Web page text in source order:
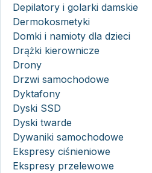
Depilatory i golarki damskie
Dermokosmetyki
Domki i namioty dla dzieci
Drążki kierownicze
Drony
Drzwi samochodowe
Dyktafony
Dyski SSD
Dyski twarde
Dywaniki samochodowe
Ekspresy ciśnieniowe
Ekspresy przelewowe